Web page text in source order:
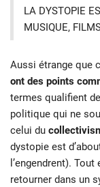
LA DYSTOPIE
MUSIQUE,
Aussi étrange que
ont des points
termes qualifient
politique qui ne
celui du
dystopie est
l’engendrent).
retourner dans un